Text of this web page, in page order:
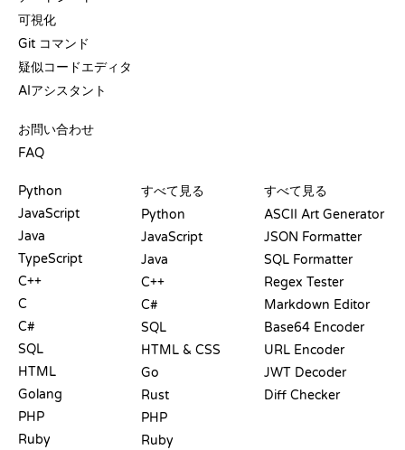
可視化
Git コマンド
疑似コードエディタ
AIアシスタント
お問い合わせ
FAQ
Python
JavaScript
Java
TypeScript
C++
C
C#
SQL
HTML
Golang
PHP
Ruby
すべて見る
Python
JavaScript
Java
C++
C#
SQL
HTML & CSS
Go
Rust
PHP
Ruby
すべて見る
ASCII Art Generator
JSON Formatter
SQL Formatter
Regex Tester
Markdown Editor
Base64 Encoder
URL Encoder
JWT Decoder
Diff Checker